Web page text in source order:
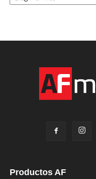
Productos AF